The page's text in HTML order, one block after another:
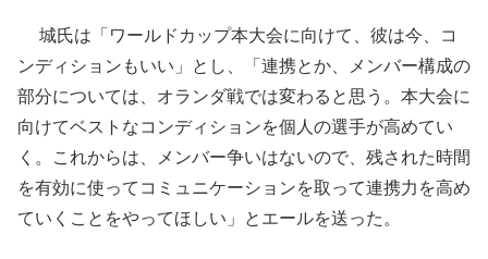
城氏は「ワールドカップ本大会に向けて、彼は今、コ
ンディションもいい」とし、「連携とか、メンバー構成の
部分については、オランダ戦では変わると思う。本大会に
向けてベストなコンディションを個人の選手が高めてい
く。これからは、メンバー争いはないので、残された時間
を有効に使ってコミュニケーションを取って連携力を高め
ていくことをやってほしい」とエールを送った。